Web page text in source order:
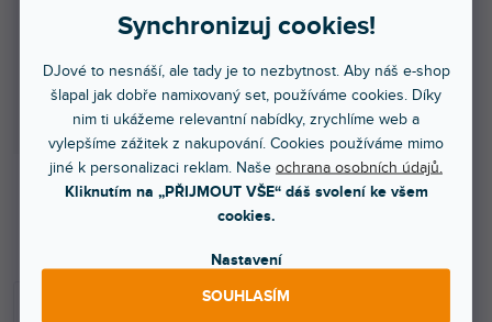
Synchronizuj cookies!
DJové to nesnáší, ale tady je to nezbytnost. Aby náš e-shop
šlapal jak dobře namixovaný set, používáme cookies. Díky
nim ti ukážeme relevantní nabídky, zrychlíme web a
vylepšíme zážitek z nakupování. Cookies používáme mimo
jiné k personalizaci reklam. Naše ochrana osobních údajů.
Kliknutím na „PŘIJMOUT VŠE“ dáš svolení ke všem
cookies.
Nastavení
SOUHLASÍM